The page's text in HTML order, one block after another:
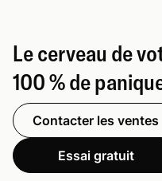
Le cerveau de
100 % de
Contacter les ventes
Essai gratuit